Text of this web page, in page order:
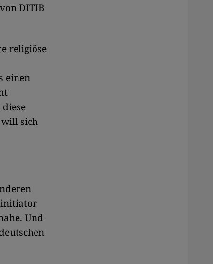
DITIB
religiöse
einen
will sich
Und